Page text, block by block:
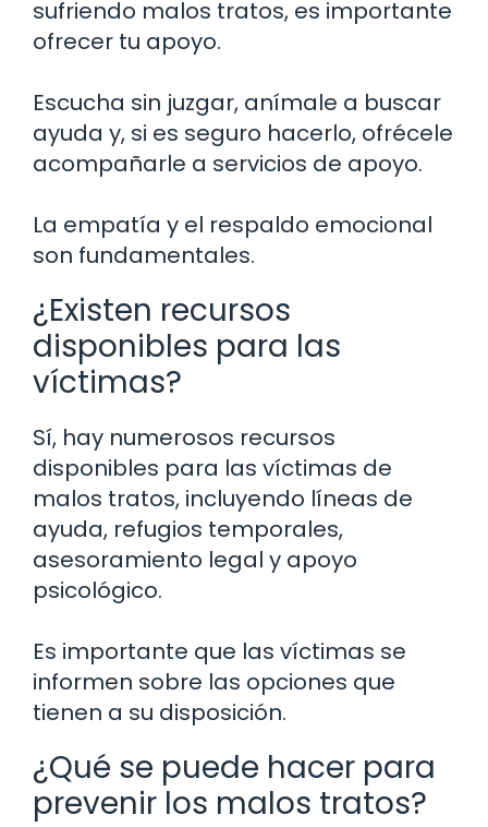
sufriendo malos tratos, es importante
ofrecer tu apoyo.
Escucha sin juzgar, anímale a buscar
ayuda y, si es seguro hacerlo, ofrécele
acompañarle a servicios de apoyo.
La empatía y el respaldo emocional
son fundamentales.
¿Existen recursos
disponibles para las
víctimas?
Sí, hay numerosos recursos
disponibles para las víctimas de
malos tratos, incluyendo líneas de
ayuda, refugios temporales,
asesoramiento legal y apoyo
psicológico.
Es importante que las víctimas se
informen sobre las opciones que
tienen a su disposición.
¿Qué se puede hacer para
prevenir los malos tratos?